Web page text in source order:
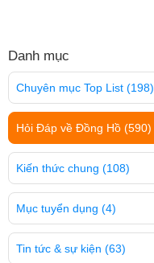
Danh mục
Chuyên mục Top List (198)
Hỏi Đáp về Đồng Hồ (590)
Kiến thức chung (108)
Mục tuyển dụng (4)
Tin tức & sự kiện (63)